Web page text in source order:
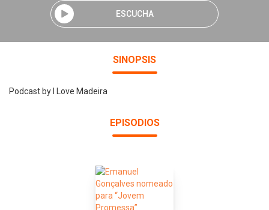
ESCUCHA
SINOPSIS
Podcast by I Love Madeira
EPISODIOS